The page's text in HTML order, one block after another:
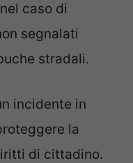
caso di
segnalati
stradali.
incidente in
la
di cittadino.